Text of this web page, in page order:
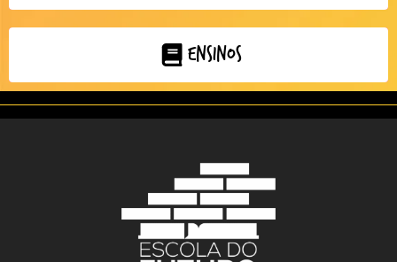
Ensinos
Clique aqui